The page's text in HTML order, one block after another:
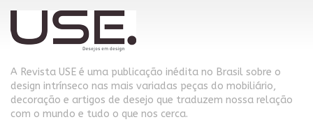
A Revista USE é uma publicação inédita no Brasil sobre o
design intrínseco nas mais variadas peças do mobiliário,
decoração e artigos de desejo que traduzem nossa relação
com o mundo e tudo o que nos cerca.